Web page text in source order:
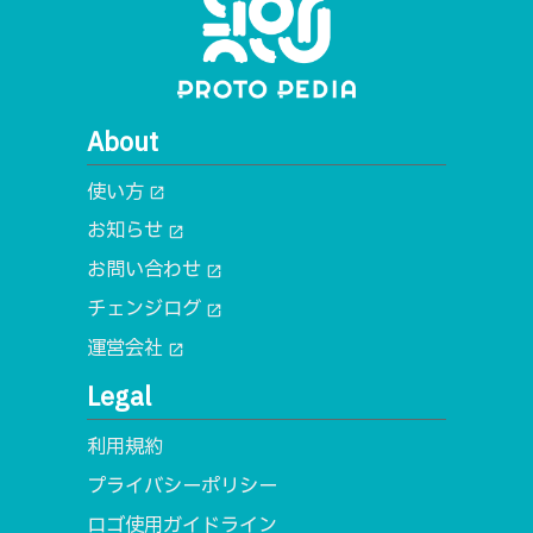
About
使い方 open_in_new
お知らせ open_in_new
お問い合わせ open_in_new
チェンジログ open_in_new
運営会社 open_in_new
Legal
利用規約
プライバシーポリシー
ロゴ使用ガイドライン